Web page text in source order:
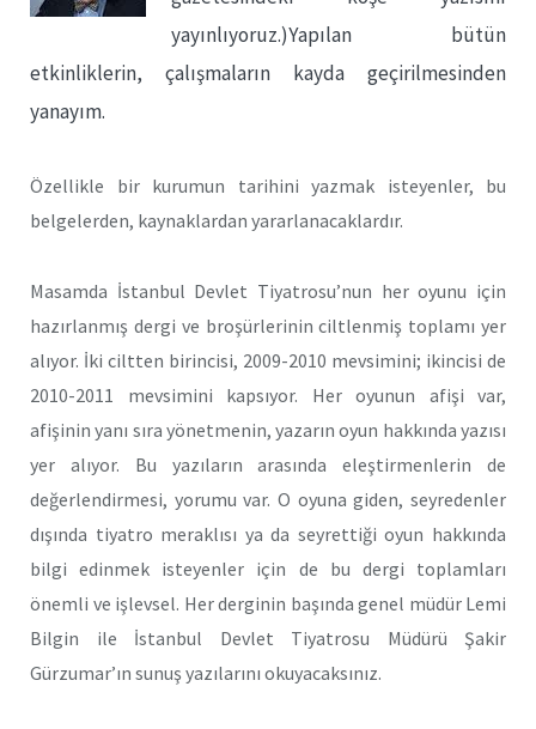
yayınlıyoruz.)Yapılan bütün
etkinliklerin, çalışmaların kayda geçirilmesinden
yanayım.
Özellikle bir kurumun tarihini yazmak isteyenler, bu
belgelerden, kaynaklardan yararlanacaklardır.
Masamda İstanbul Devlet Tiyatrosu’nun her oyunu için
hazırlanmış dergi ve broşürlerinin ciltlenmiş toplamı yer
alıyor. İki ciltten birincisi, 2009-2010 mevsimini; ikincisi de
2010-2011 mevsimini kapsıyor. Her oyunun afişi var,
afişinin yanı sıra yönetmenin, yazarın oyun hakkında yazısı
yer alıyor. Bu yazıların arasında eleştirmenlerin de
değerlendirmesi, yorumu var. O oyuna giden, seyredenler
dışında tiyatro meraklısı ya da seyrettiği oyun hakkında
bilgi edinmek isteyenler için de bu dergi toplamları
önemli ve işlevsel. Her derginin başında genel müdür Lemi
Bilgin ile İstanbul Devlet Tiyatrosu Müdürü Şakir
Gürzumar’ın sunuş yazılarını okuyacaksınız.